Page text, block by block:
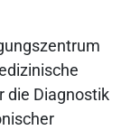
die Diagnostik